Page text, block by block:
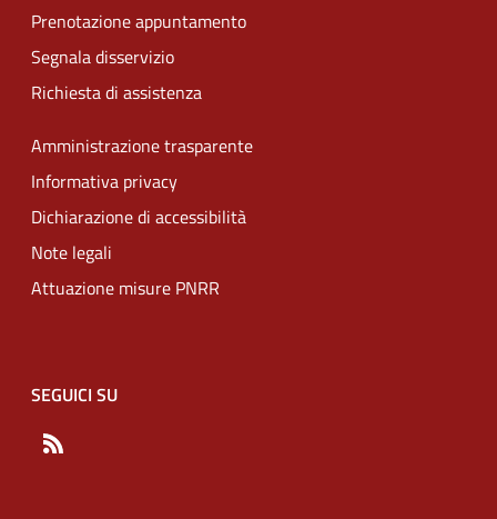
Prenotazione appuntamento
Segnala disservizio
Richiesta di assistenza
Amministrazione trasparente
Informativa privacy
Dichiarazione di accessibilità
Note legali
Attuazione misure PNRR
SEGUICI SU